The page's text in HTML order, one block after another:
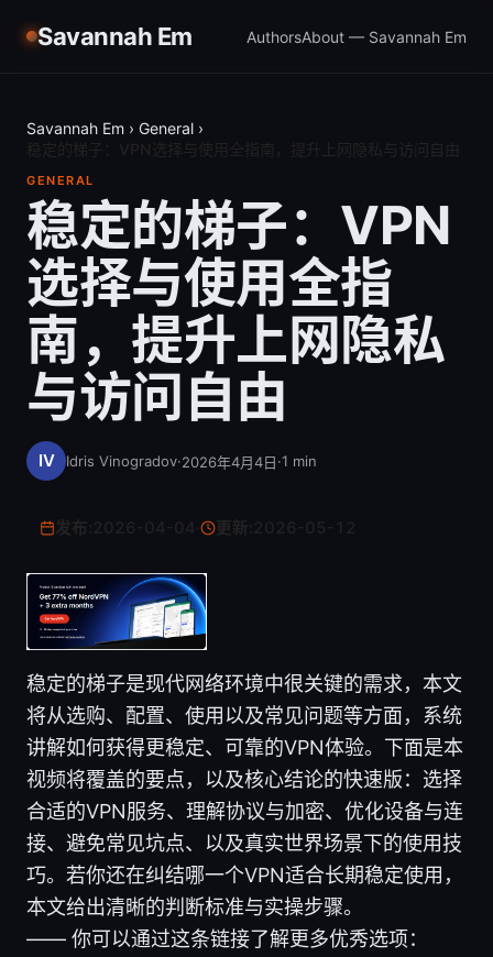
Savannah Em AuthorsAbout — Savannah Em
Savannah Em › General ›
GENERAL
稳定的梯子：VPN
选择与使用全指
南，提升上网隐私
与访问自由
Idris Vinogradov·2026年4月4日·1 min
更新:
稳定的梯子是现代网络环境中很关键的需求，本文
将从选购、配置、使用以及常见问题等方面，系统
讲解如何获得更稳定、可靠的VPN体验。下面是本
视频将覆盖的要点，以及核心结论的快速版：选择
合适的VPN服务、理解协议与加密、优化设备与连
接、避免常见坑点、以及真实世界场景下的使用技
巧。若你还在纠结哪一个VPN适合长期稳定使用，
本文给出清晰的判断标准与实操步骤。
—— 你可以通过这条链接了解更多优秀选项：